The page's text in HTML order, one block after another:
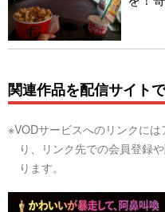
関連作品を配信サイト
※VODサービスへのリンクに
り、リンク先での会員登録
ります。